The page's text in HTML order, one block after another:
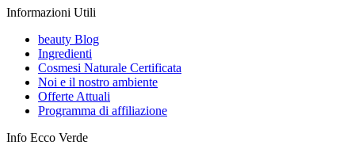
Informazioni Utili
beauty Blog
Ingredienti
Cosmesi Naturale Certificata
Noi e il nostro ambiente
Offerte Attuali
Programma di affiliazione
Info Ecco Verde